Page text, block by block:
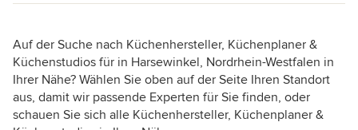
Auf der Suche nach Küchenhersteller, Küchenplaner &
Küchenstudios für in Harsewinkel, Nordrhein-Westfalen in
Ihrer Nähe? Wählen Sie oben auf der Seite Ihren Standort
aus, damit wir passende Experten für Sie finden, oder
schauen Sie sich alle Küchenhersteller, Küchenplaner &